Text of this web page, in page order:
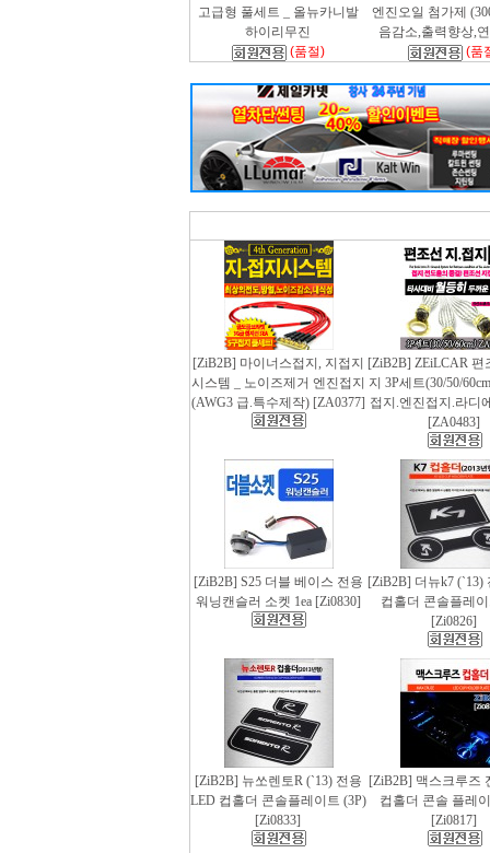
고급형 풀세트 _ 올뉴카니발
하이리무진
(품절)
엔진오일 첨가제
음감소,출력향상,
(품
[ZiB2B] 마이너스접지, 지접지
시스템 _ 노이즈제거 엔진접지
(AWG3 급.특수제작) [ZA0377]
[ZiB2B] ZEiLCAR 편
지 3P세트(30/50/
접지.엔진접지.라디
[ZA0483]
[ZiB2B] S25 더블 베이스 전용
워닝캔슬러 소켓 1ea [Zi0830]
[ZiB2B] 더뉴k7 (`13)
컵홀더 콘솔플레
[Zi0826]
[ZiB2B] 뉴쏘렌토R (`13) 전용
LED 컵홀더 콘솔플레이트 (3P)
[Zi0833]
[ZiB2B] 맥스크루즈
컵홀더 콘솔 플레
[Zi0817]